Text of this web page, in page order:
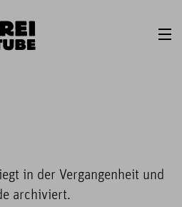
in der Vergangenheit und
archiviert.